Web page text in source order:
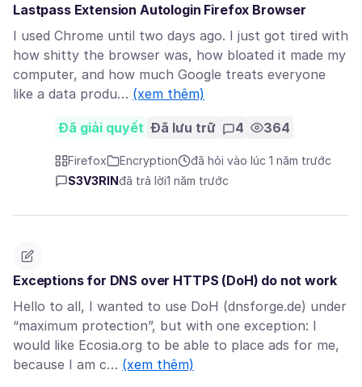
Lastpass Extension Autologin Firefox Browser
I used Chrome until two days ago. I just got tired with
how shitty the browser was, how bloated it made my
computer, and how much Google treats everyone
like a data produ… (xem thêm)
Đã giải quyết Đã lưu trữ 4 364
Firefox Encryption
đã hỏi vào lúc 1 năm trước
S3V3RINđã trả lời1 năm trước
Exceptions for DNS over HTTPS (DoH) do not work
Hello to all, I wanted to use DoH (dnsforge.de) under
“maximum protection”, but with one exception: I
would like Ecosia.org to be able to place ads for me,
because I am c… (xem thêm)